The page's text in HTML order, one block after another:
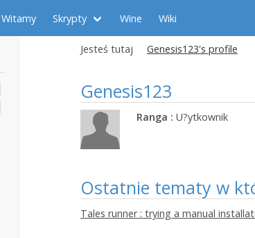
Witamy Skrypty Wine Wiki
Jesteś tutaj Genesis123's profile
Genesis123
Ranga : U?ytkownik
Ostatnie tematy w
Tales runner : trying a manual